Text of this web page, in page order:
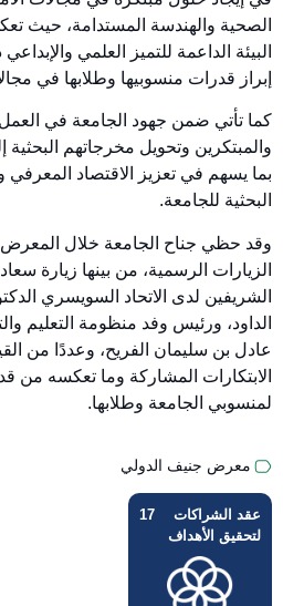
الصحية والهندسة المستدامة، حيث
البيئة الداعمة للتميز العلمي
إبراز قدرات منسوبيها وطلابها في
كما تأتي ضمن جهود الجامعة في
والمبتكرين وتحويل مخرجاتهم البحثية
بما يسهم في تعزيز الاقتصاد
البحثية للجامعة.
وقد حظي جناح الجامعة خلال المعرض
الزيارات الرسمية، من بينها زيارة
الشريفين لدى الاتحاد السويسري
الداود، ورئيس وفد منظومة التعليم
عادل بن سليمان الفريح، وعددًا من
الابتكارات المشاركة وما تعكسه من
لمنسوبي الجامعة وطلابها.
معرض جنيف الدولي
عقد الشراكات
لتحقيق الأهداف
17